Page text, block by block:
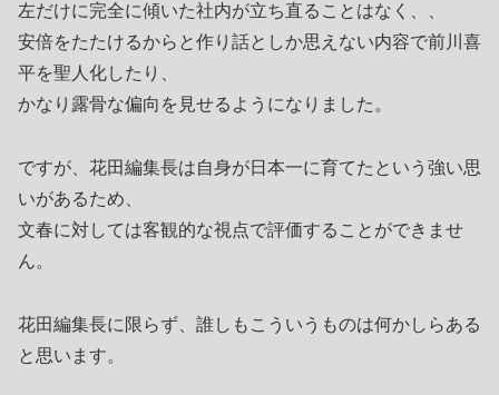
左だけに完全に傾いた社内が立ち直ることはなく、、
安倍をたたけるからと作り話としか思えない内容で前川喜
平を聖人化したり、
かなり露骨な偏向を見せるようになりました。
ですが、花田編集長は自身が日本一に育てたという強い思
いがあるため、
文春に対しては客観的な視点で評価することができませ
ん。
花田編集長に限らず、誰しもこういうものは何かしらある
と思います。